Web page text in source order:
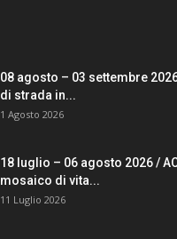
08 agosto – 03 settembre
di strada in...
1 Agosto 2026
18 luglio – 06 agosto 2026 /
mosaico di vita...
11 Luglio 2026